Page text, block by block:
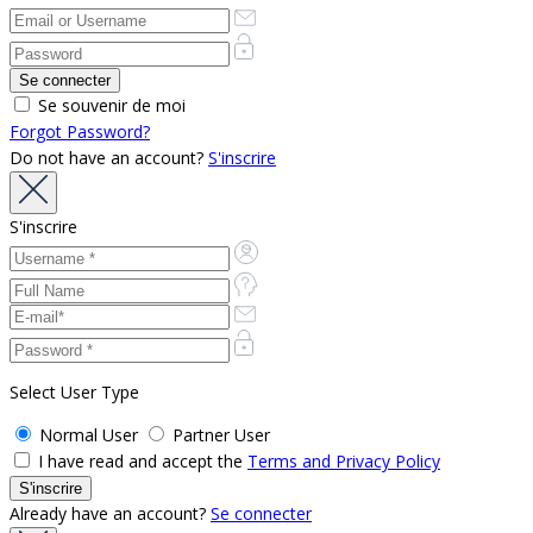
Se souvenir de moi
Forgot Password?
Do not have an account? S'inscrire
S'inscrire
Select User Type
Normal User
Partner User
I have read and accept the Terms and Privacy Policy
Already have an account? Se connecter